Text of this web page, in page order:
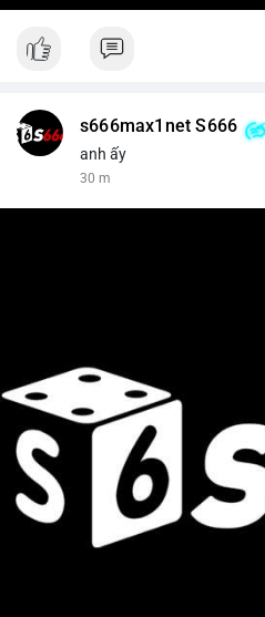
s666max1net S666
anh ấy
30 m